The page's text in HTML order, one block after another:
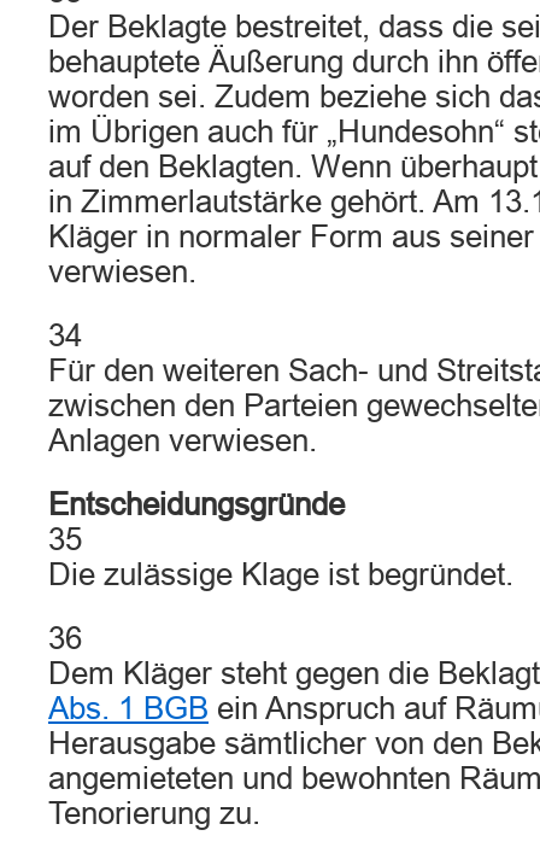
Der Beklagte bestreitet, dass die
behauptete Äußerung durch ihn
worden sei. Zudem beziehe sich
im Übrigen auch für „Hundesohn“
auf den Beklagten. Wenn
in Zimmerlautstärke gehört. Am
Kläger in normaler Form aus
verwiesen.
34
Für den weiteren Sach- und
zwischen den Parteien
Anlagen verwiesen.
Entscheidungsgründe
35
Die zulässige Klage ist begründet.
36
Dem Kläger steht gegen die
Abs. 1 BGB ein Anspruch auf
Herausgabe sämtlicher von den
angemieteten und bewohnten
Tenorierung zu.